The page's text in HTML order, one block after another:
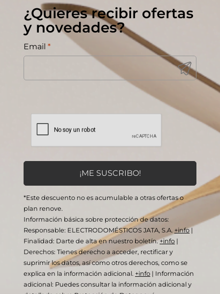
¿Quieres recibir ofertas
y novedades?
Email *
*Este descuento no es acumulable a otras ofertas o
plan renove.
Información básica sobre protección de datos:
Responsable: ELECTRODOMÉSTICOS JATA, S.A. +info |
Finalidad: Darte de alta en nuestro boletín.+info |
Derechos: Tienes derecho a acceder, rectificar y
suprimir los datos, así como otros derechos, como se
explica en la información adicional. +info | Información
adicional: Puedes consultar la información adicional y